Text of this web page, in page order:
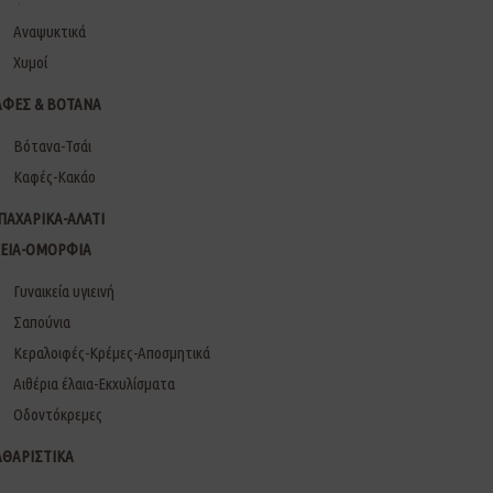
Αναψυκτικά
Χυμοί
& ΒΟΤΑΝΑ
Βότανα-Τσάι
Καφές-Κακάο
ΑΛΑΤΙ
ΟΜΟΡΦΙΑ
Γυναικεία υγιεινή
Σαπούνια
Κεραλοιφές-Κρέμες-Αποσμητικά
Αιθέρια έλαια-Εκχυλίσματα
Οδοντόκρεμες